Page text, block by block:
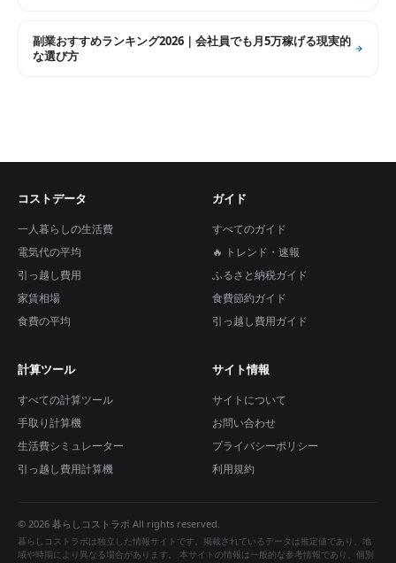
副業おすすめランキング2026｜会社員でも月5万稼げる現実的
な選び方
コストデータ
一人暮らしの生活費
電気代の平均
引っ越し費用
家賃相場
食費の平均
ガイド
すべてのガイド
🔥 トレンド・速報
ふるさと納税ガイド
食費節約ガイド
引っ越し費用ガイド
計算ツール
すべての計算ツール
手取り計算機
生活費シミュレーター
引っ越し費用計算機
サイト情報
サイトについて
お問い合わせ
プライバシーポリシー
利用規約
© 2026 暮らしコストラボ All rights reserved.
暮らしコストラボは独立した情報サイトです。掲載されているデータは推定値であり、地
域や時期により異なる場合があります。 本サイトの情報は一般的な参考情報であり、個別